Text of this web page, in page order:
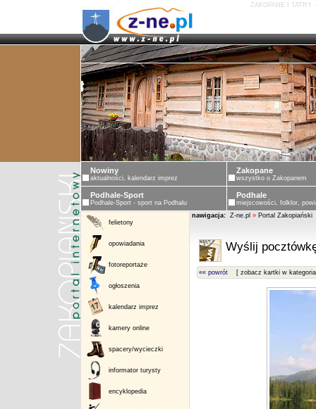
ZAKOPANE I TATRY
Nowiny
aktualności, kalendarz imprez
Zakopane
wszystko o Zakopanem
Podhale-Sport
Podhale-Sport - sport na Podhalu
Podhale
miejscowości, folklor,
felietony
opowiadania
fotoreportaże
ogłoszenia
kalendarz imprez
kamery online
spacery/wycieczki
informator turysty
encyklopedia
nawigacja: Z-ne.pl » Portal Zakopiański
Wyślij
«« powrót [ zobacz kartki w